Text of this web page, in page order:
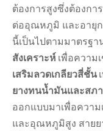
ต้องการสูงซึ่งต้องก
ต่ออุณหภูมิ และอายุ
นี้เป็นไปตามมาตรฐา
สังเคราะห์เพื่อความ
เสริมลวดเกลียวสี่ชั้น
ยางทนน้ำมันและสภ
ออกแบบมาเพื่อควา
และอุณหภูมิสูง สายย